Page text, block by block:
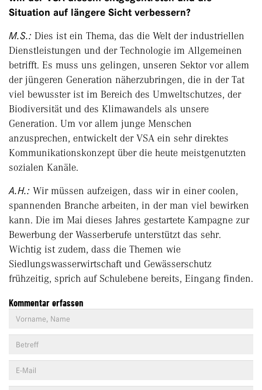
Situation auf längere Sicht verbessern?
M.S.: Dies ist ein Thema, das die Welt der industriellen
Dienstleistungen und der Technologie im Allgemeinen
betrifft. Es muss uns gelingen, unseren Sektor vor allem
der jüngeren Generation näherzubringen, die in der Tat
viel bewusster ist im Bereich des Umweltschutzes, der
Biodiversität und des Klimawandels als unsere
Generation. Um vor allem junge Menschen
anzusprechen, entwickelt der VSA ein sehr direktes
Kommunikationskonzept über die heute meistgenutzten
sozialen Kanäle.
A.H.: Wir müssen aufzeigen, dass wir in einer coolen,
spannenden Branche arbeiten, in der man viel bewirken
kann. Die im Mai dieses Jahres gestartete Kampagne zur
Bewerbung der Wasserberufe unterstützt das sehr.
Wichtig ist zudem, dass die Themen wie
Siedlungswasserwirtschaft und Gewässerschutz
frühzeitig, sprich auf Schulebene bereits, Eingang finden.
Kommentar erfassen